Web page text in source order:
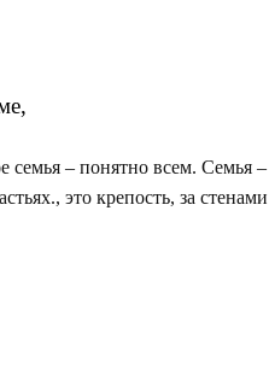
– понятно всем. Семья
это крепость, за